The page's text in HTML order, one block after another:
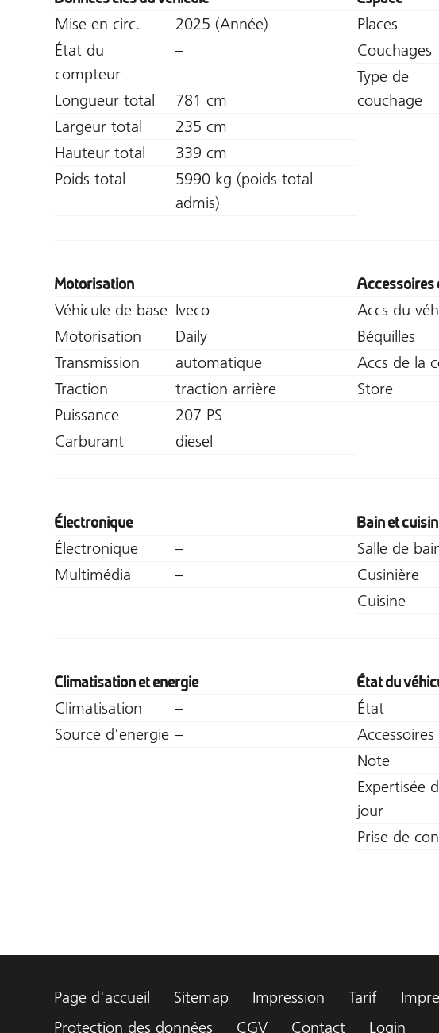
Mise en circ.
2025 (Année)
État du
compteur
–
Longueur total
781 cm
Largeur total
235 cm
Hauteur total
339 cm
Poids total
5990 kg (poids total
admis)
Places
Couchages
Type de
couchage
Motorisation
Véhicule de base Iveco
Motorisation
Daily
Transmission
automatique
Traction
traction arrière
Puissance
207 PS
Carburant
diesel
Accessoires
Accs du
Béquilles
Accs de la
Store
Électronique
Électronique
–
Multimédia
–
Bain et
Salle de
Cusinière
Cuisine
Climatisation et energie
Climatisation
–
Source d'energie –
État du
État
Accessoires
Note
Expertisée
jour
Prise de
Page d'accueil Sitemap Impression Tarif
Protection des données
CGV Contact Login